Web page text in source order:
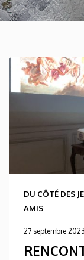
DU CÔTÉ DES
AMIS
27 septembre 2023